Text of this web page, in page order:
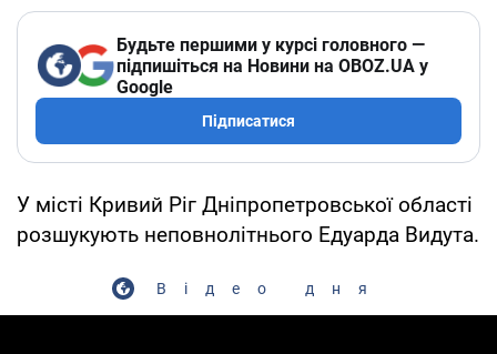
Будьте першими у курсі головного —
підпишіться на Новини на OBOZ.UA у
Google
Підписатися
У місті Кривий Ріг Дніпропетровської області
розшукують неповнолітнього Едуарда Видута.
Відео дня